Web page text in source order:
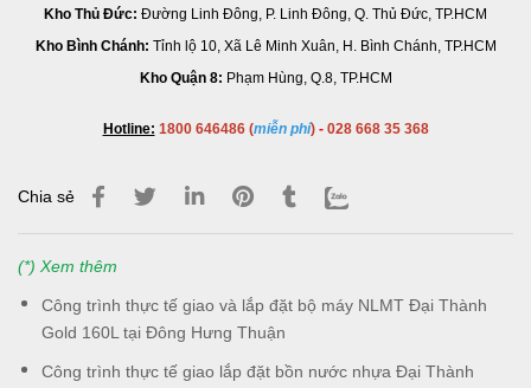
Kho Thủ Đức: Đường Linh Đông, P. Linh Đông, Q. Thủ Đức, TP.HCM
Kho Bình Chánh: Tỉnh lộ 10, Xã Lê Minh Xuân, H. Bình Chánh, TP.HCM
Kho Quận 8: Phạm Hùng, Q.8, TP.HCM
Hotline: 1800 646486 (miễn phí)- 028 668 35 368
Chia sẻ
(*) Xem thêm
Công trình thực tế giao và lắp đặt bộ máy NLMT Đại Thành
Gold 160L tại Đông Hưng Thuận
Công trình thực tế giao lắp đặt bồn nước nhựa Đại Thành